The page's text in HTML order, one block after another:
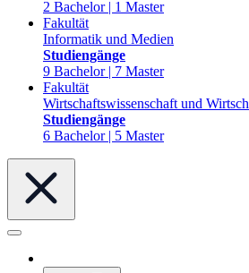
2 Bachelor | 1 Master
Fakultät
Informatik und Medien
Studiengänge
9 Bachelor | 7 Master
Fakultät
Wirtschaftswissenschaft und
Studiengänge
6 Bachelor | 5 Master